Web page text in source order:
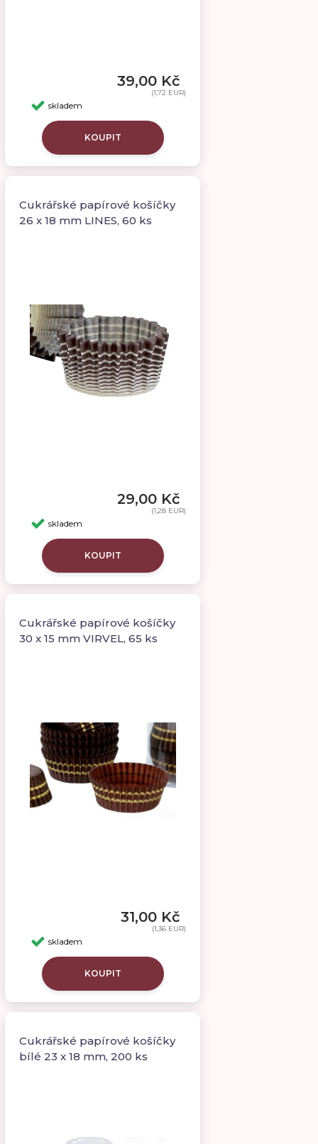
39,00 Kč
(1,72 EUR)
skladem
KOUPIT
Cukrářské papírové košíčky
26 x 18 mm LINES, 60 ks
29,00 Kč
(1,28 EUR)
skladem
KOUPIT
Cukrářské papírové košíčky
30 x 15 mm VIRVEL, 65 ks
31,00 Kč
(1,36 EUR)
skladem
KOUPIT
Cukrářské papírové košíčky
bílé 23 x 18 mm, 200 ks